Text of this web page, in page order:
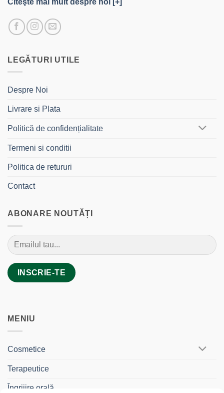
LEGĂTURI UTILE
Despre Noi
Livrare si Plata
Politică de confidențialitate
Termeni si conditii
Politica de retururi
Contact
ABONARE NOUTĂȚI
MENIU
Cosmetice
Terapeutice
Îngrijire orală